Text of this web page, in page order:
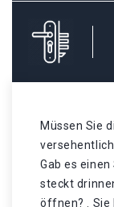
Müssen Sie
Gab es einen
steckt
öffnen? . Sie